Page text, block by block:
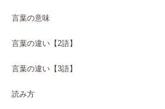
言葉の意味
言葉の違い【2語】
言葉の違い【3語】
読み方